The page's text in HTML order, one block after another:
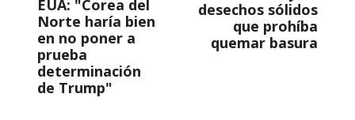
EUA: "Corea del
Norte haría bien
en no poner a
prueba
determinación
de Trump"
desechos sólidos
que prohíba
quemar basura